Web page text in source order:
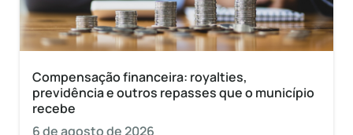
Compensação financeira: royalties,
previdência e outros repasses que o município
recebe
6 de agosto de 2026